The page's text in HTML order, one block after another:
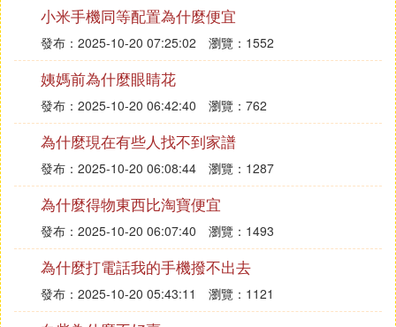
小米手機同等配置為什麼便宜
發布：2025-10-20 07:25:02 瀏覽：1552
姨媽前為什麼眼睛花
發布：2025-10-20 06:42:40 瀏覽：762
為什麼現在有些人找不到家譜
發布：2025-10-20 06:08:44 瀏覽：1287
為什麼得物東西比淘寶便宜
發布：2025-10-20 06:07:40 瀏覽：1493
為什麼打電話我的手機撥不出去
發布：2025-10-20 05:43:11 瀏覽：1121